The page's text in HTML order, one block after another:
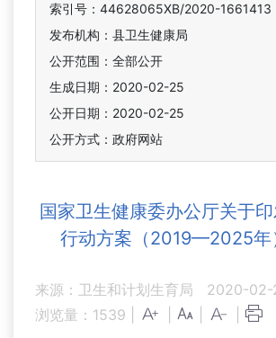
索引号：44628065XB/2020-1661413
发布机构：县卫生健康局
公开范围：全部公开
生成日期：2020-02-25
公开日期：2020-02-25
公开方式：政府网站
国家卫生健康委办公厅关于
行动方案（2019—2025年
来源：卫生和计划生育局
2020-02-
浏览量： 1539